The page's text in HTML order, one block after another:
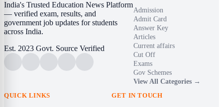
India's Trusted Education News Platform
— verified exam, results, and
government job updates for students
across India.
Est. 2023 Govt. Source Verified
Admission
Admit Card
Answer Key
Articles
Current affairs
Cut Off
Exams
Gov Schemes
View All Categories →
QUICK LINKS GET IN TOUCH